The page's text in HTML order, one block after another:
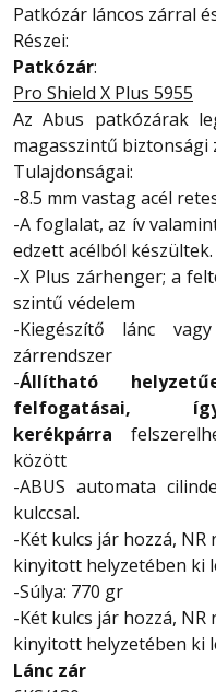
Patkózár láncos zárral
Részei:
Patkózár:
Pro Shield X Plus 5955
Az Abus patkózárak
magasszintű biztonsági
Tulajdonságai:
-8.5 mm vastag acél
-A foglalat, az ív
edzett acélból készültek.
-X Plus zárhenger; a
szintű védelem
-Kiegészítő lánc
zárrendszer
-Állítható
felfogatásai,
kerékpárra
között
-ABUS automata
kulccsal.
-Két kulcs jár hozzá,
kinyitott helyzetében ki
-Súlya: 770 gr
-Két kulcs jár hozzá,
kinyitott helyzetében ki
Lánc zár